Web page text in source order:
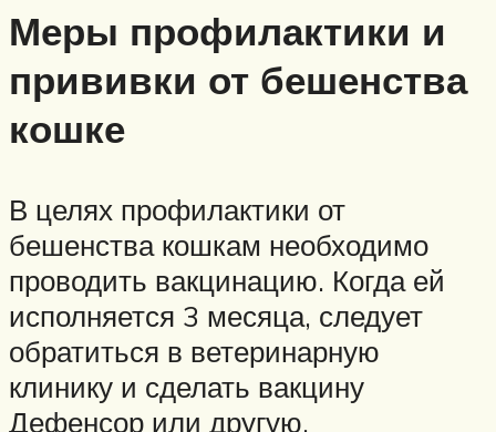
Меры профилактики и
прививки от бешенства
кошке
В целях профилактики от
бешенства кошкам необходимо
проводить вакцинацию. Когда ей
исполняется 3 месяца, следует
обратиться в ветеринарную
клинику и сделать вакцину
Дефенсор или другую.